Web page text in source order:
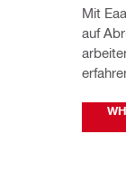
Mit
auf